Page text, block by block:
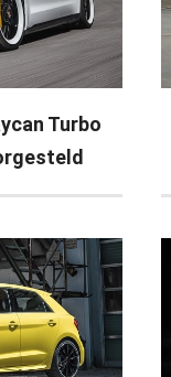
Turbo